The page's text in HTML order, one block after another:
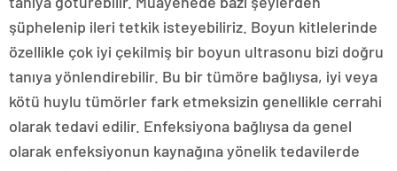
şüphelenip ileri tetkik isteyebiliriz. Boyun kitlelerinde
özellikle çok iyi çekilmiş bir boyun ultrasonu bizi doğru
tanıya yönlendirebilir. Bu bir tümöre bağlıysa, iyi veya
kötü huylu tümörler fark etmeksizin genellikle cerrahi
olarak tedavi edilir. Enfeksiyona bağlıysa da genel
olarak enfeksiyonun kaynağına yönelik tedavilerde